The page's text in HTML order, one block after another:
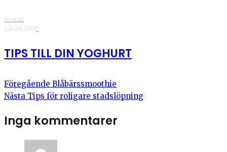
Frukost
·juli 24, 2014·0
TIPS TILL DIN YOGHURT
Föregående Blåbärssmoothie
Nästa Tips för roligare stadslöpning
Inga kommentarer